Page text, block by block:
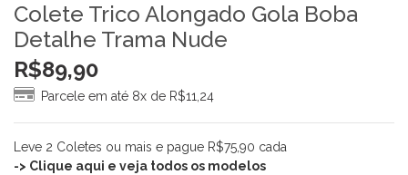
Colete Trico Alongado Gola Boba
Detalhe Trama Nude
R$89,90
Parcele em até 8x de R$11,24
Leve 2 Coletes ou mais e pague R$75,90 cada
-> Clique aqui e veja todos os modelos